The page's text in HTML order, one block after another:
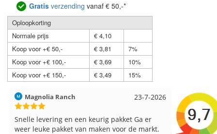
Gratis verzending vanaf € 50,-*
Oploopkorting
Normale prijs
€ 4,10
Koop voor +€ 50,-
€ 3,81
7%
Koop voor +€ 100,-
€ 3,69
10%
Koop voor +€ 150,-
€ 3,49 15%
17-7-2026
Hilde uit Loyers
Reeds meerdere keren breigaren en
breinaalden besteld, altijd heel tevreden over
Loes uit
Snelle